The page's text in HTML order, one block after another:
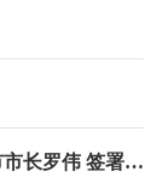
实现更高水平互利共赢 龚正会见旧金山市市长罗伟 签署两市新一轮合作交流备忘录